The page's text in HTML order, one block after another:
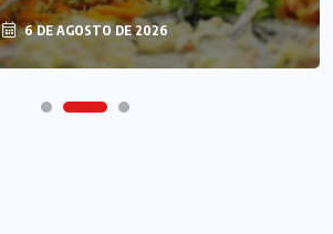
6 DE AGOSTO DE 2026